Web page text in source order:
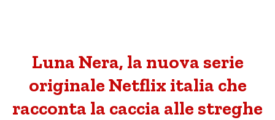
Luna Nera, la nuova serie
originale Netflix italia che
racconta la caccia alle streghe